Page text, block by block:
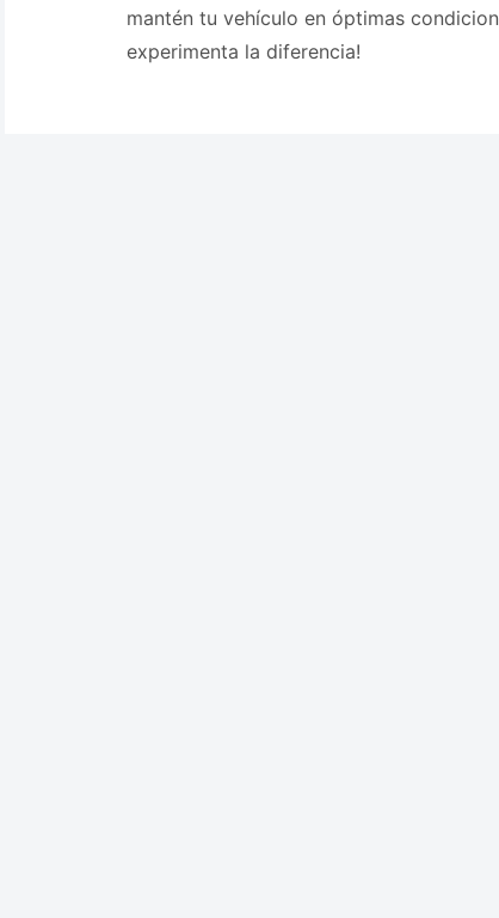
mantén tu vehículo en óptimas
experimenta la diferencia!